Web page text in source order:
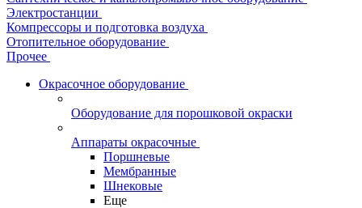
Электростанции
Компрессоры и подготовка воздуха
Отопительное оборудование
Прочее
Окрасочное оборудование
Оборудование для порошковой окраски
Аппараты окрасочные
Поршневые
Мембранные
Шнековые
Еще